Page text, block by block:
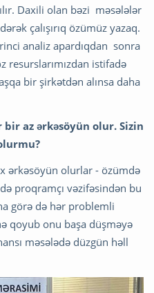
Daxili olan bəzi məsələlər
çalışırıq özümüz yazaq.
analiz apardıqdan sonra
resurslarımızdan istifadə
bir şirkətdən alınsa daha
az ərkəsöyün olur. Sizin
ərkəsöyün olurlar - özümdə
proqramçı vəzifəsindən bu
görə də hər problemli
qoyub onu başa düşməyə
məsələdə düzgün həll